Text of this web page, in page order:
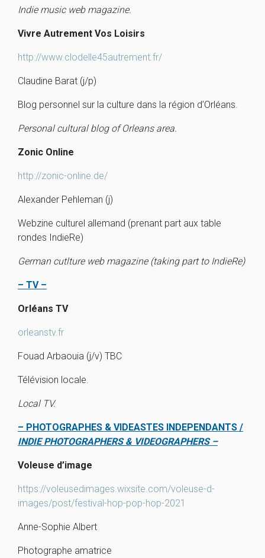
Indie music web magazine.
Vivre Autrement Vos Loisirs
http://www.clodelle45autrement.fr/
Claudine Barat (j/p)
Blog personnel sur la culture dans la région d’Orléans.
Personal cultural blog of Orleans area.
Zonic Online
http://zonic-online.de/
Alexander Pehleman (j)
Webzine culturel allemand (prenant part aux table
rondes IndieRe)
German cutlture web magazine (taking part to IndieRe)
– TV –
Orléans TV
orleanstv.fr
Fouad Arbaouia (j/v) TBC
Télévision locale.
Local TV.
– PHOTOGRAPHES & VIDEASTES INDEPENDANTS /
INDIE PHOTOGRAPHERS & VIDEOGRAPHERS –
Voleuse d’image
https://voleusedimages.wixsite.com/voleuse-d-
images/post/festival-hop-pop-hop-2021
Anne-Sophie Albert
Photographe amatrice